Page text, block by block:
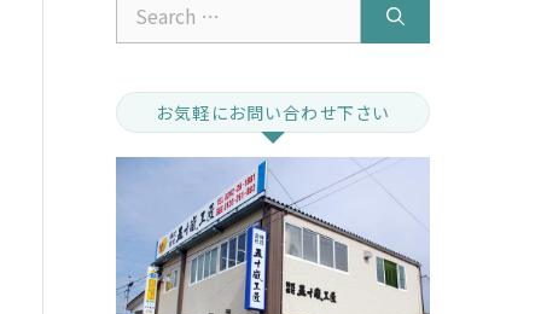
for:
お気軽にお問い合わせ下さい